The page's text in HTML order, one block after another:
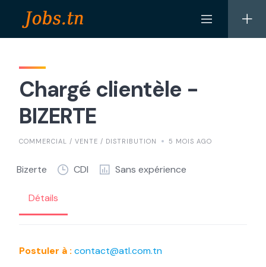
Chargé clientèle -
BIZERTE
COMMERCIAL / VENTE / DISTRIBUTION 5 MOIS AGO
Bizerte CDI Sans expérience
Détails
Postuler à : contact@atl.com.tn